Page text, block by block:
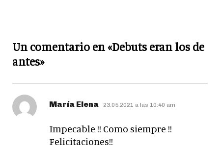
Un comentario en «Debuts eran los de
antes»
María Elena dice:
23.05.2021 a las 10:40 am
Impecable !! Como siempre !!
Felicitaciones!!